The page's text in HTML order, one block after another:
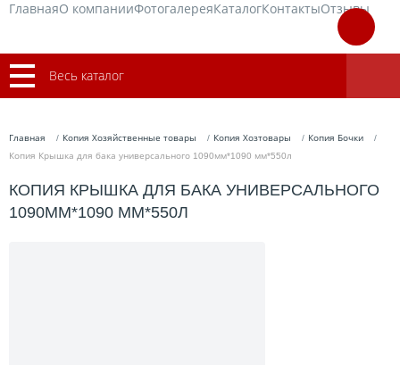
ГлавнаяО компанииФотогалереяКаталогКонтактыОтзывы
Весь каталог
Главная Копия Хозяйственные товары Копия Хозтовары
Копия Бочки
Копия Крышка для бака универсального 1090мм*1090 мм*550л
КОПИЯ КРЫШКА ДЛЯ БАКА УНИВЕРСАЛЬНОГО
1090ММ*1090 ММ*550Л